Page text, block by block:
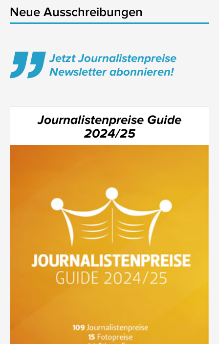
Neue Ausschreibungen
Jetzt Journalistenpreise
Newsletter abonnieren!
Journalistenpreise Guide
2024/25